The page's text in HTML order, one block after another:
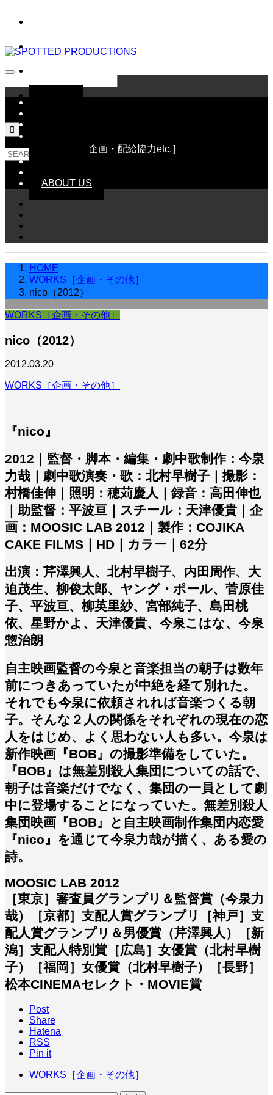

WORKS［企画・配給協力etc.］
ABOUT US
HOME
WORKS［企画・その他］
nico（2012）
WORKS［企画・その他］
nico（2012）
2012.03.20
WORKS［企画・その他］
『nico』
2012｜監督・脚本・編集・劇中歌制作：今泉
力哉｜劇中歌演奏・歌：北村早樹子｜撮影：
村橋佳伸｜照明：穂苅慶人｜録音：高田伸也
｜助監督：平波亘｜スチール：天津優貴｜企
画：MOOSIC LAB 2012｜製作：COJIKA
CAKE FILMS｜HD｜カラー｜62分
出­演：芹澤興人、北村早樹子、内田周作、大
迫茂生、柳俊太郎、ヤング・ポール、菅原佳
子、平波亘、柳英里紗、宮部純子、島田桃
依、星野かよ、天津優貴、今泉こはな、今泉
惣治朗
自主映画監督の今泉と音楽担当の朝子は数年
前につきあっていたが中絶を経て別れた。
それでも今泉に依頼されれば音楽つくる朝
子。そんな２人の関係をそれぞれの現在の恋
人をはじめ、よく思わない人も多い。今泉は
新作映画『BOB』の撮影準備をしていた。
『BOB』は無差別殺人集団についての話で、
朝子は音楽だけでなく、集団の一員として劇
中に登場することになっていた。無差別殺人
集団映画『BOB』と自主映画制作集団内恋愛
『nico』を通じて今泉力哉が描く、ある愛の
詩。
MOOSIC LAB 2012
［東京］審査員グランプリ＆監督賞（今泉力
哉）［京都］支配人賞グランプリ［神戸］支
配人賞グランプリ＆男優賞（芹澤興人）［新
潟］支配人特別賞［広島］女優賞（北村早樹
子）［福岡］女優賞（北村早樹子）［長野］
松本CINEMAセレクト・MOVIE賞
Post
Share
Hatena
RSS
Pin it
WORKS［企画・その他］